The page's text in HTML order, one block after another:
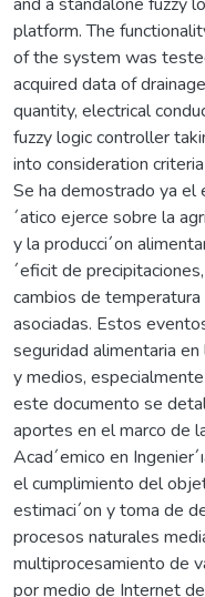
platform. The
of the system was
acquired data of drainage
quantity, electrical
fuzzy logic controller
into consideration
Se ha demostrado ya el
´atico ejerce sobre la
y la producci´on
´eficit de
cambios de
asociadas. Estos
seguridad alimentaria en
y medios,
este documento se
aportes en el marco de
Acad´emico en
el cumplimiento del
estimaci´on y toma de
procesos naturales
multiprocesamiento de
por medio de Internet